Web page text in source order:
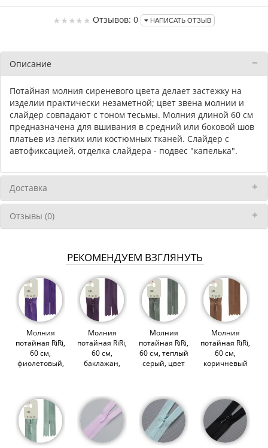
Отзывов: 0 НАПИСАТЬ ОТЗЫВ
Описание
Потайная молния сиреневого цвета делает застежку на
изделии практически незаметной; цвет звена молнии и
слайдер совпадают с тоном тесьмы. Молния длиной 60 см
предназначена для вшивания в средний или боковой шов
платьев из легких или костюмных тканей. Слайдер с
автофиксацией, отделка слайдера - подвес "капелька".
Доставка
Отзывы (0)
РЕКОМЕНДУЕМ ВЗГЛЯНУТЬ
Молния
потайная RiRi,
60 см,
фиолетовый,
Молния
потайная RiRi,
60 см,
баклажан,
Молния
потайная RiRi,
60 см, теплый
серый, цвет
Молния
потайная RiRi,
60 см,
коричневый